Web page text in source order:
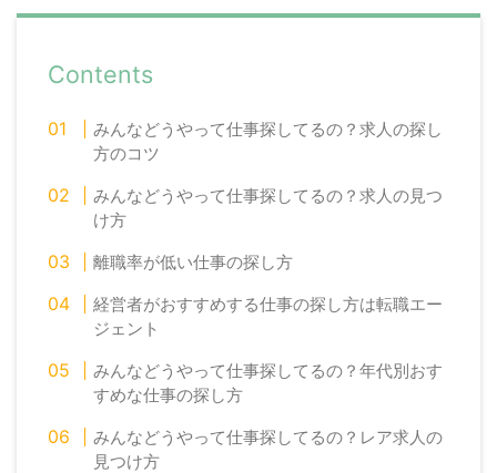
Contents
みんなどうやって仕事探してるの？求人の探し
方のコツ
みんなどうやって仕事探してるの？求人の見つ
け方
離職率が低い仕事の探し方
経営者がおすすめする仕事の探し方は転職エー
ジェント
みんなどうやって仕事探してるの？年代別おす
すめな仕事の探し方
みんなどうやって仕事探してるの？レア求人の
見つけ方